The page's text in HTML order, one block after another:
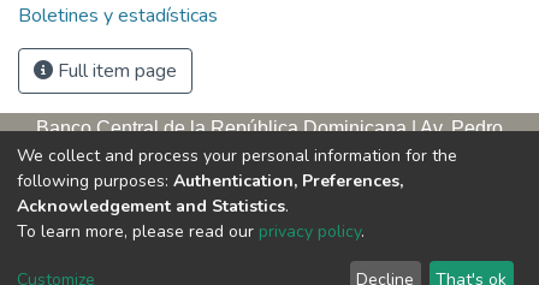
Boletines y estadísticas
Full item page
Banco Central de la República Dominicana | Av. Pedro
Henríquez Ureña, esq. Av. Leopoldo Navarro. Antigua sede,
tercer piso
Apartado postal, 1347 | Santo Domingo de Guzmán, D. N.,
República Dominicana | Teléfono: 809-221-9111 Exts.: 3653 y
We collect and process your personal information for the
following purposes: Authentication, Preferences,
Acknowledgement and Statistics.
To learn more, please read our privacy policy.
Customize Decline That's ok